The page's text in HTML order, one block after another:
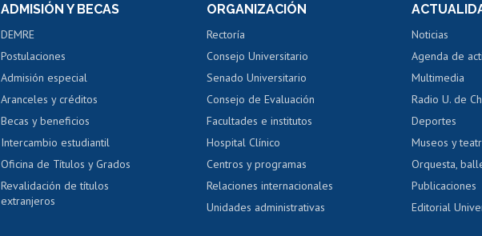
Servicio médico y dental
Pago de arancel y crédito alumnos
Pago de arancel y crédito exalumnos
Certificado de títulos y grados
Perfeccionamiento
Evaluación docente
Calificación académica
Postulación al AUCAI
Portal de
Mi Uchile Ayuda tecnológica Tarjeta TUI Acoso
ADMISIÓN Y BECAS
DEMRE
Postulaciones
Admisión especial
Aranceles y créditos
Becas y beneficios
Intercambio estudiantil
Oficina de Títulos y Grados
Revalidación de títulos
extranjeros
ORGANIZACIÓN
Rectoría
Consejo Universitario
Senado Universitario
Consejo de Evaluación
Facultades e institutos
Hospital Clínico
Centros y programas
Relaciones internacionales
Unidades administrativas
Noticias
Agenda de
Multimedia
Radio U. de
Deportes
Museos y
Orquesta,
Publicaciones
Editorial